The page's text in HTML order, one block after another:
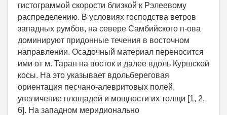
гистограммой скорости близкой к Рэлеевому
распределению. В условиях господства ветров
западных румбов, на севере Самбийского п-ова
доминируют придонные течения в восточном
направлении. Осадочный материал переносится
ими от м. Таран на восток и далее вдоль Куршской
косы. На это указывает вдольбереговая
ориентация песчано-алевритовых полей,
увеличение площадей и мощности их толщи [1, 2,
6]. На западном меридионально